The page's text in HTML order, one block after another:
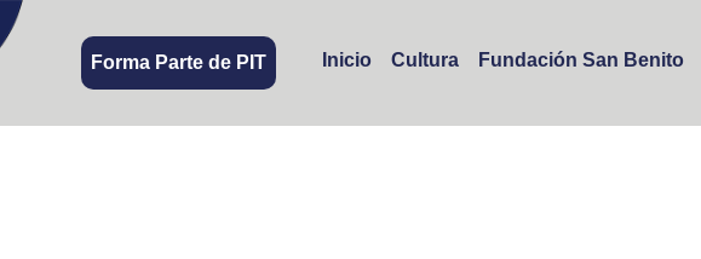
Forma Parte de PIT Inicio Cultura Fundación San Benito